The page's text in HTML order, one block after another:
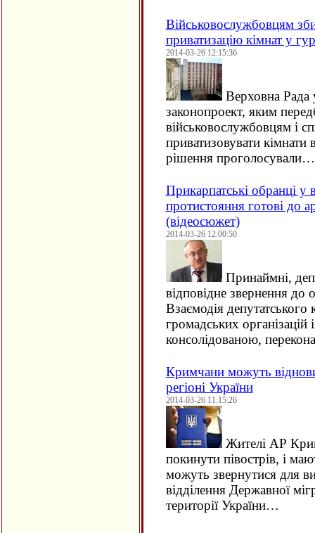
Військовослужбовцям
приватизацію кімнат у
2014-03-26 12:15:36
Верховна Рада
законопроект, яким
військовослужбовцям і
приватизовувати
рішення проголосували…
Прикарпатські обранці у
протистояння готові до
(відеосюжет)
2014-03-26 12:00:50
Принаймні,
відповідне звернення до
Взаємодія депутатського
громадських організацій
консолідованою,
Кримчани можуть
регіоні України
2014-03-26 11:15:26
Жителі АР
покинути півострів, і
можуть звернутися для
відділення Державної
території України…